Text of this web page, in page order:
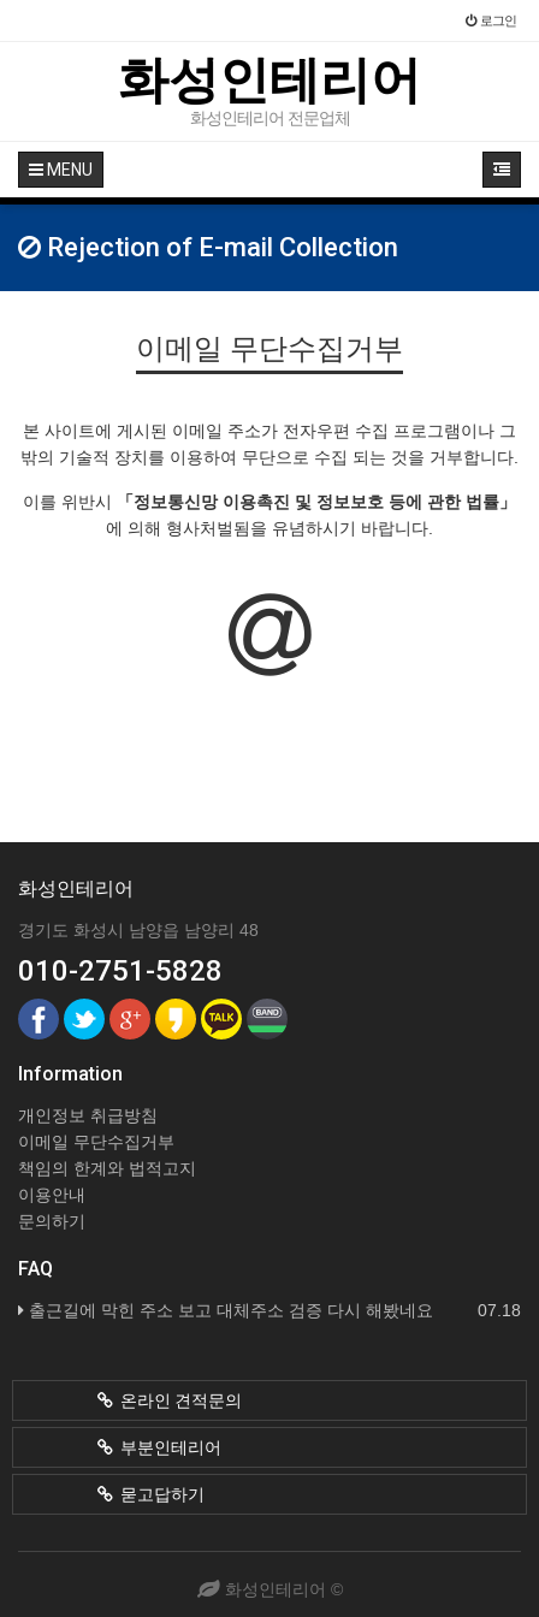
로그인
화성인테리어
화성인테리어 전문업체
MENU
Rejection of E-mail Collection
이메일 무단수집거부
본 사이트에 게시된 이메일 주소가 전자우편 수집 프로그램이나 그
밖의 기술적 장치를 이용하여 무단으로 수집 되는 것을 거부합니다.
이를 위반시
「정보통신망 이용촉진 및 정보보호 등에 관한 법률」
에 의해 형사처벌됨을 유념하시기 바랍니다.
화성인테리어
경기도 화성시 남양읍 남양리 48
010-2751-5828
Information
개인정보 취급방침
이메일 무단수집거부
책임의 한계와 법적고지
이용안내
문의하기
FAQ
07.18
출근길에 막힌 주소 보고 대체주소 검증 다시 해봤네요
온라인 견적문의
부분인테리어
묻고답하기
화성인테리어 ©